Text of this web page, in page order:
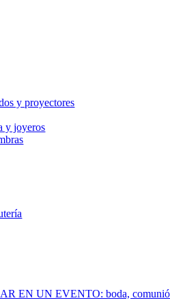
y proyectores
y joyeros
EN UN EVENTO: boda,